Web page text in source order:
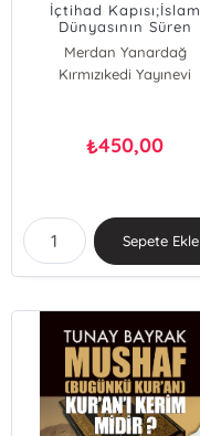
İçtihad Kapısı;İslam
Dünyasının Süren
Ortaçağı
Merdan Yanardağ
Kırmızıkedi Yayınevi
₺450,00
Sepete Ekle